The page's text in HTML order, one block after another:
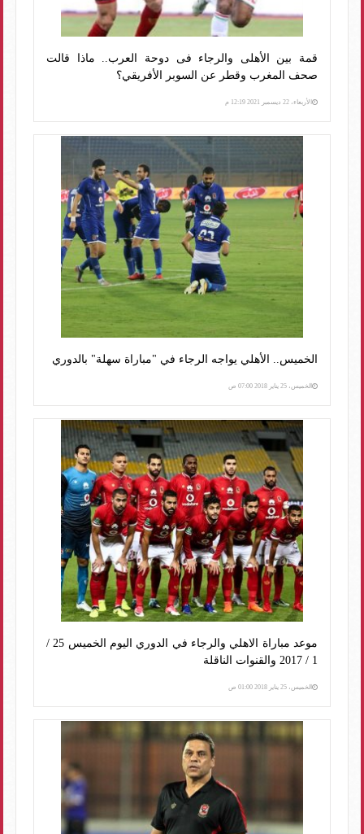
قمة بين الأهلى والرجاء فى دوحة العرب.. ماذا قالت
صحف المغرب وقطر عن السوبر الأفريقي؟
الأربعاء، 22 ديسمبر 2021 12:19 م
الخميس.. الأهلي يواجه الرجاء في "مباراة سهلة" بالدوري
الخميس، 25 يناير 2018 07:00 ص
موعد مباراة الاهلي والرجاء في الدوري اليوم الخميس 25 /
1 / 2017 والقنوات الناقلة
الخميس، 25 يناير 2018 01:00 ص